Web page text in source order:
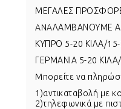
ΜΕΓΑΛΕΣ
ANAΛΑΜΒΑΝΟΥΜΕ
ΚΥΠΡΟ 5-20 ΚΙΛΑ/
ΓΕΡΜΑΝΙΑ 5-20
Mπορείτε να
1)αντικαταβολή με
2)τηλεφωνικά με